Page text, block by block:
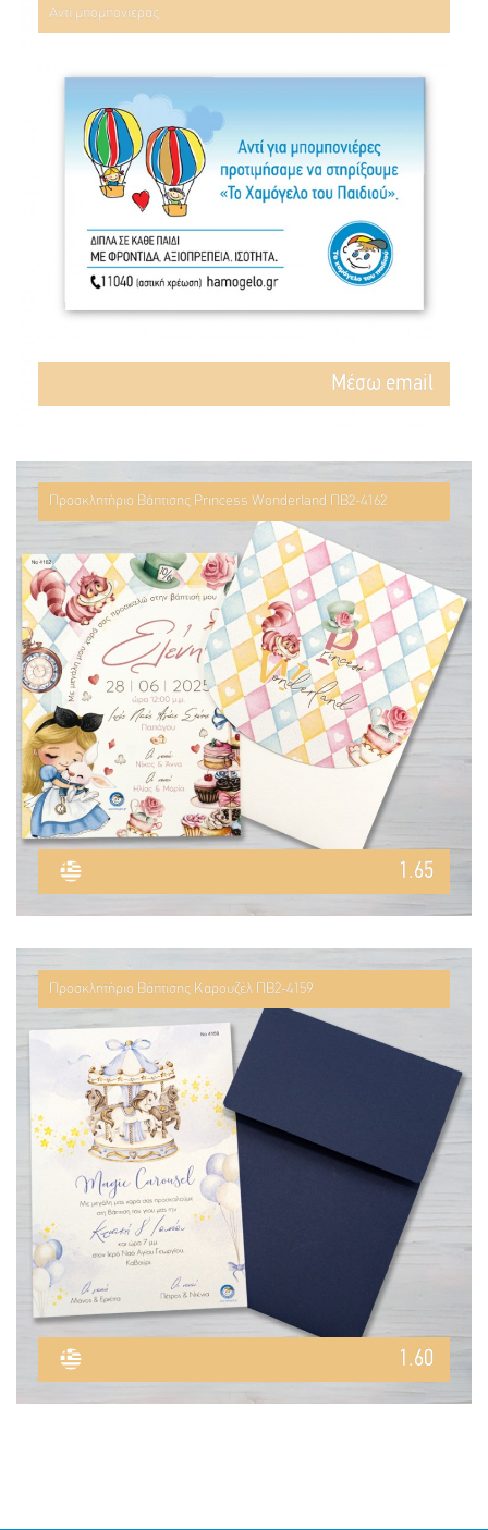
Αντί μπομπονιέρας
Mέσω email
Προσκλητήριο Βάπτισης Princess Wonderland ΠΒ2-4162
1.65
Προσκλητήριο Βάπτισης Καρουζέλ ΠΒ2-4159
1.60